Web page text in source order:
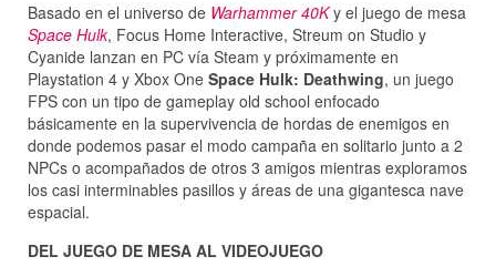
Basado en el universo de Warhammer 40Ky el juego de mesa
Space Hulk, Focus Home Interactive, Streum on Studio y
Cyanide lanzan en PC vía Steam y próximamente en
Playstation 4 y Xbox One Space Hulk: Deathwing, un juego
FPS con un tipo de gameplay old school enfocado
básicamente en la supervivencia de hordas de enemigos en
donde podemos pasar el modo campaña en solitario junto a 2
NPCs o acompañados de otros 3 amigos mientras exploramos
los casi interminables pasillos y áreas de una gigantesca nave
espacial.
DEL JUEGO DE MESA AL VIDEOJUEGO